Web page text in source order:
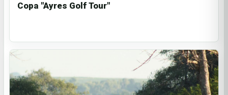
Copa "Ayres Golf Tour"